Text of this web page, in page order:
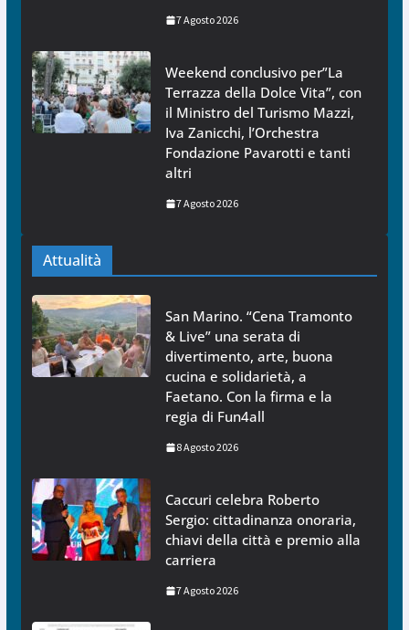
7 Agosto 2026
Weekend conclusivo per”La
Terrazza della Dolce Vita”, con
il Ministro del Turismo Mazzi,
Iva Zanicchi, l’Orchestra
Fondazione Pavarotti e tanti
altri
7 Agosto 2026
Attualità
San Marino. “Cena Tramonto
& Live” una serata di
divertimento, arte, buona
cucina e solidarietà, a
Faetano. Con la firma e la
regia di Fun4all
8 Agosto 2026
Caccuri celebra Roberto
Sergio: cittadinanza onoraria,
chiavi della città e premio alla
carriera
7 Agosto 2026